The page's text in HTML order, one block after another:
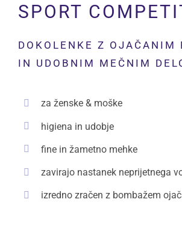
SPORT
DOKOLENKE Z
IN UDOBNIM MEČNIM
za ženske & moške
higiena in udobje
fine in žametno mehke
zavirajo nastanek neprijetnega
izredno zračen z bombažem